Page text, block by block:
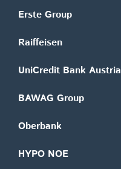
Erste Group
Raiffeisen
UniCredit Bank Austria
BAWAG Group
Oberbank
HYPO NOE